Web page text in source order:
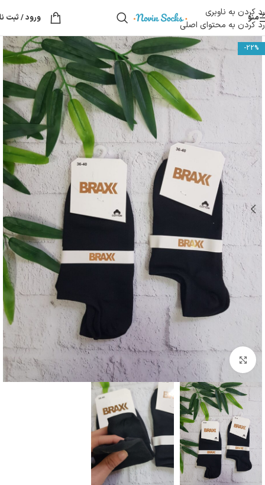
رد کردن به ناوبری
رد کردن به محتوای اصلی
منو ورود / ثبت
-22%
بزرگنمایی تصویر